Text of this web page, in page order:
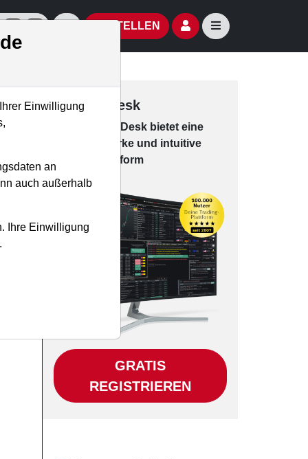
Social Media-Accounts
Aktien- und Artikelsuche öffnen
BESTELLEN Seitennavigation
Trading-Desk
Desk bie­tet eine
leis­tungs­star­ke und in­tui­tive
Han­dels­platt­form
GRATIS
REGISTRIEREN
Einwilligung
an
auch außerhalb
Ihre Einwilligung